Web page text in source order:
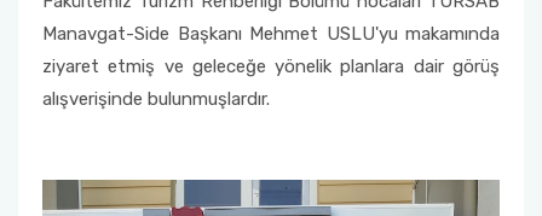
Manavgat-Side Başkanı Mehmet USLU'yu makamında
ziyaret etmiş ve geleceğe yönelik planlara dair görüş
alışverişinde bulunmuşlardır.
Fakülte Kurulu
Danışma Kurulu